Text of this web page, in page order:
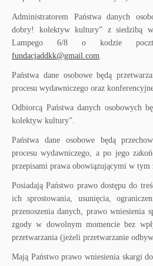
Administratorem Państwa danych
dobry! kolektyw kultury” z siedzibą
Lampego 6/8 o kodzie
fundacjaddkk@gmail.com.
Państwa dane osobowe będą
procesu wydawniczego oraz
Odbiorcą Państwa danych osobowych
kolektyw kultury”.
Państwa dane osobowe będą
procesu wydawniczego, a po jego
przepisami prawa obowiązującymi w tym
Posiadają Państwo prawo dostępu do
ich sprostowania, usunięcia,
przenoszenia danych, prawo wniesienia
zgody w dowolnym momencie bez
przetwarzania (jeżeli przetwarzanie
Mają Państwo prawo wniesienia skargi